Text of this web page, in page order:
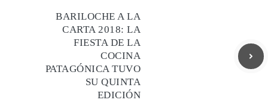
BARILOCHE A LA
CARTA 2018: LA
FIESTA DE LA
COCINA
PATAGÓNICA TUVO
SU QUINTA
EDICIÓN